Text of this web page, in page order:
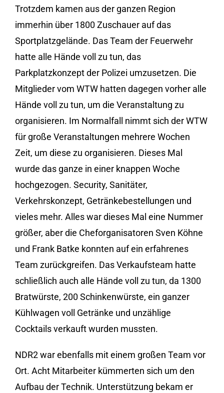
Trotzdem kamen aus der ganzen Region
immerhin über 1800 Zuschauer auf das
Sportplatzgelände. Das Team der Feuerwehr
hatte alle Hände voll zu tun, das
Parkplatzkonzept der Polizei umzusetzen. Die
Mitglieder vom WTW hatten dagegen vorher alle
Hände voll zu tun, um die Veranstaltung zu
organisieren. Im Normalfall nimmt sich der WTW
für große Veranstaltungen mehrere Wochen
Zeit, um diese zu organisieren. Dieses Mal
wurde das ganze in einer knappen Woche
hochgezogen. Security, Sanitäter,
Verkehrskonzept, Getränkebestellungen und
vieles mehr. Alles war dieses Mal eine Nummer
größer, aber die Cheforganisatoren Sven Köhne
und Frank Batke konnten auf ein erfahrenes
Team zurückgreifen. Das Verkaufsteam hatte
schließlich auch alle Hände voll zu tun, da 1300
Bratwürste, 200 Schinkenwürste, ein ganzer
Kühlwagen voll Getränke und unzählige
Cocktails verkauft wurden mussten.
NDR2 war ebenfalls mit einem großen Team vor
Ort. Acht Mitarbeiter kümmerten sich um den
Aufbau der Technik. Unterstützung bekam er